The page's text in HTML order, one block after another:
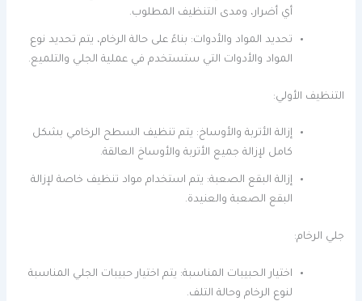
أي أضرار، ومدى التنظيف المطلوب.
تحديد المواد والأدوات: بناءً على حالة الرخام، يتم تحديد نوع
المواد والأدوات التي ستستخدم في عملية الجلي والتلميع.
التنظيف الأولي:
إزالة الأتربة والأوساخ: يتم تنظيف السطح الرخامي بشكل
كامل لإزالة جميع الأتربة والأوساخ العالقة.
إزالة البقع الصعبة: يتم استخدام مواد تنظيف خاصة لإزالة
البقع الصعبة والعنيدة.
جلي الرخام:
اختيار الحبيبات المناسبة: يتم اختيار حبيبات الجلي المناسبة
لنوع الرخام وحالة التلف.